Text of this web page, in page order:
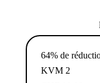
64% de
KVM 2